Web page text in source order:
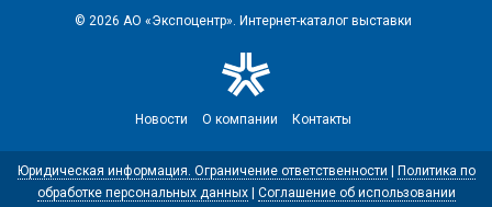
© 2026 АО «Экспоцентр». Интернет-каталог выставки
Новости О компании Контакты
Юридическая информация. Ограничение ответственности
Политика по
обработке персональных данных| Соглашение об использовании